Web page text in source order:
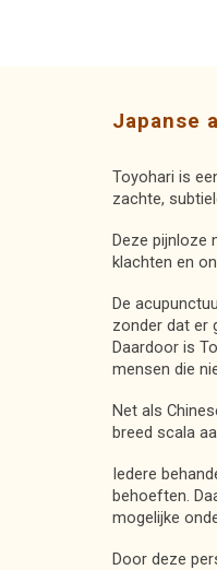
Japanse
Toyohari is
zachte,
Deze pijnloze
klachten en
De
zonder dat er
Daardoor is
mensen die
Net als
breed scala
Iedere
behoeften.
mogelijke
Door deze